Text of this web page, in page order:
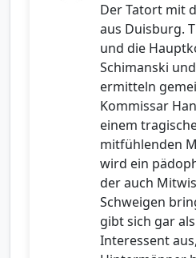
Der Tatort mit
aus Duisburg.
und die
Schimanski
ermitteln
Kommissar
einem
mitfühlenden
wird ein
der auch
Schweigen
gibt sich gar
Interessent